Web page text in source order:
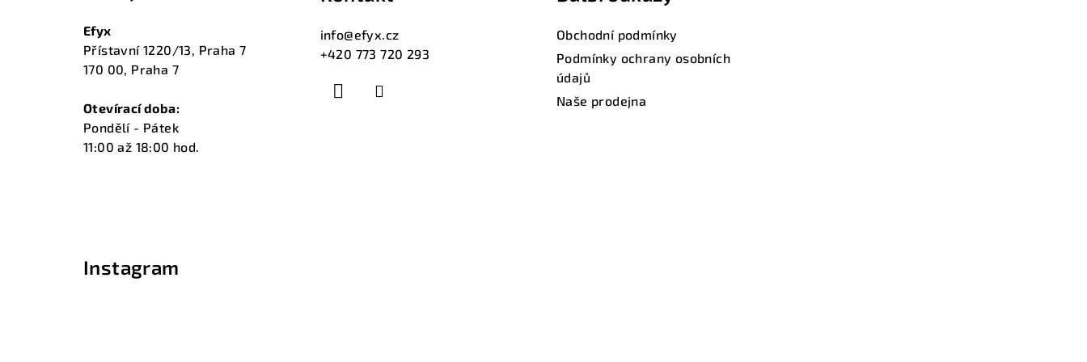
Efyx
Přístavní 1220/13, Praha 7
170 00, Praha 7
Otevírací doba:
Pondělí - Pátek
11:00 až 18:00 hod.
info@efyx.cz
+420 773 720 293
Obchodní podmínky
Podmínky ochrany osobních
údajů
Naše prodejna
Instagram